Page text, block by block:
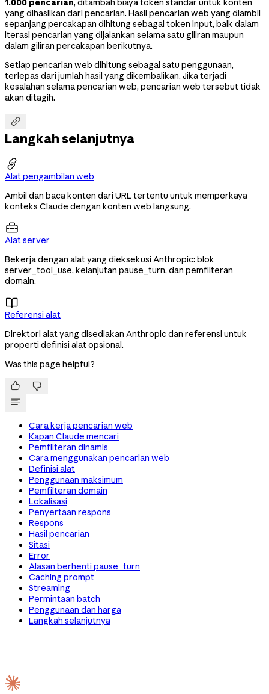
1.000 pencarian, ditambah biaya token standar untuk konten
yang dihasilkan dari pencarian. Hasil pencarian web yang diambil
sepanjang percakapan dihitung sebagai token input, baik dalam
iterasi pencarian yang dijalankan selama satu giliran maupun
dalam giliran percakapan berikutnya.
Setiap pencarian web dihitung sebagai satu penggunaan,
terlepas dari jumlah hasil yang dikembalikan. Jika terjadi
kesalahan selama pencarian web, pencarian web tersebut tidak
akan ditagih.

Langkah selanjutnya

Alat pengambilan web
Ambil dan baca konten dari URL tertentu untuk memperkaya
konteks Claude dengan konten web langsung.

Alat server
Bekerja dengan alat yang dieksekusi Anthropic: blok
server_tool_use, kelanjutan pause_turn, dan pemfilteran
domain.

Referensi alat
Direktori alat yang disediakan Anthropic dan referensi untuk
properti definisi alat opsional.
Was this page helpful?
 
Cara kerja pencarian web
Kapan Claude mencari
Pemfilteran dinamis
Cara menggunakan pencarian web
Definisi alat
Penggunaan maksimum
Pemfilteran domain
Lokalisasi
Penyertaan respons
Respons
Hasil pencarian
Sitasi
Error
Alasan berhenti pause_turn
Caching prompt
Streaming
Permintaan batch
Penggunaan dan harga
Langkah selanjutnya